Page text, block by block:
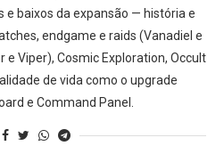
e baixos da expansão — história e
endgame e raids (Vanadiel e
Viper), Cosmic Exploration, Occult
de vida como o upgrade
e Command Panel.